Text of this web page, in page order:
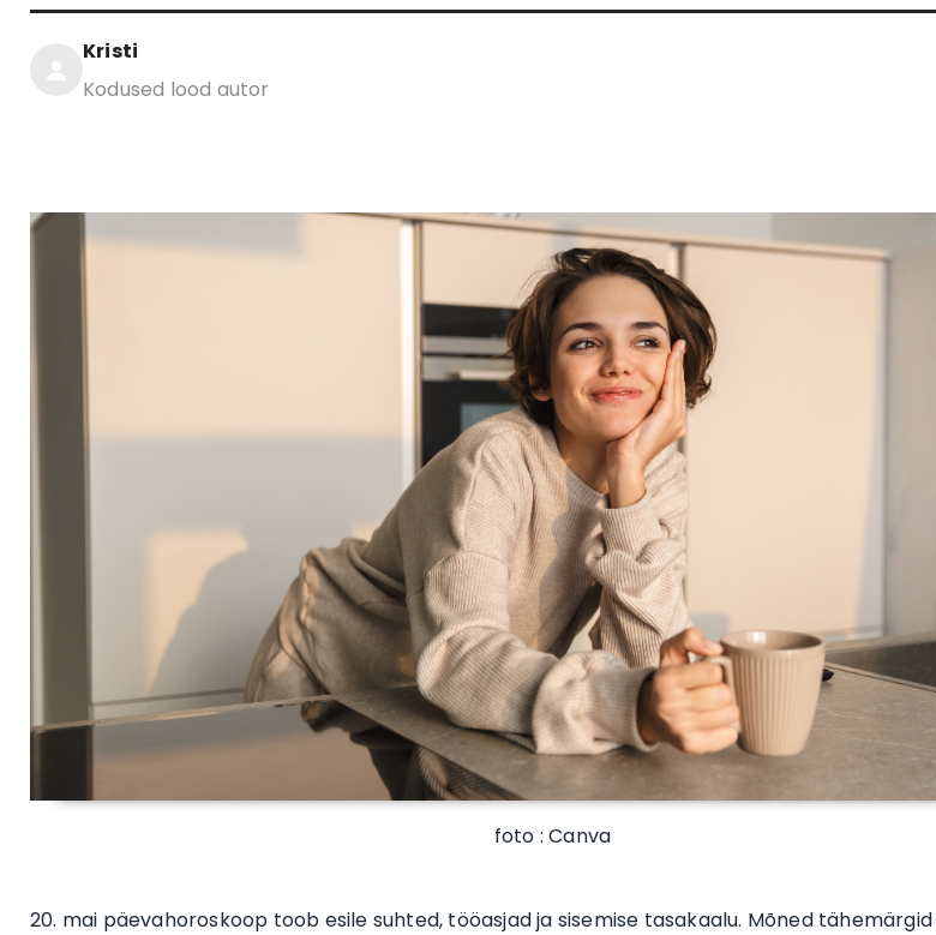
Kristi
Kodused lood autor
foto : Canva
20. mai päevahoroskoop toob esile suhted, tööasjad ja sisemise tasakaalu. Mõned